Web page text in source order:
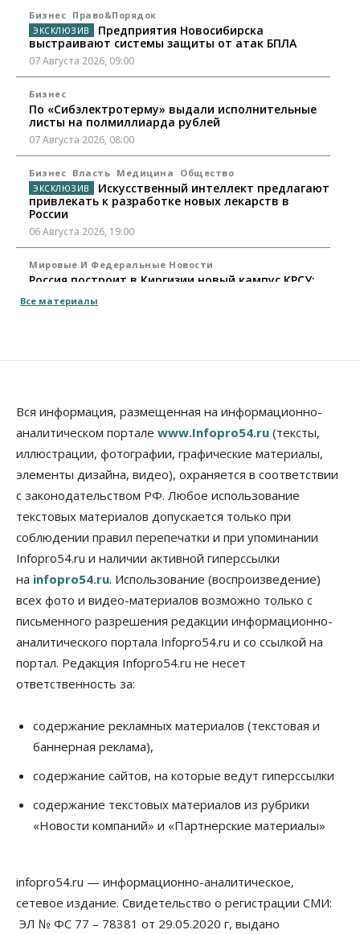
Бизнес Право&Порядок
Предприятия Новосибирска
выстраивают системы защиты от атак БПЛА
07 Августа 2026, 09:00
Бизнес
По «Сибэлектротерму» выдали исполнительные
листы на полмиллиарда рублей
07 Августа 2026, 08:00
Бизнес Власть Медицина Общество
Искусственный интеллект предлагают
привлекать к разработке новых лекарств в
России
06 Августа 2026, 19:00
Мировые И Федеральные Новости
Россия построит в Киргизии новый кампус КРСУ:
рублей
Бизнес Власть Недвижимость
Застройщики продавливают компромиссы по
площади участков для КРТ в Новосибирске
06 Августа 2026, 17:30
Бизнес Недвижимость Общество
Около Заельцовского бора Новосибирска
началось строительство термального комплекса
06 Августа 2026, 17:00
Общество
Подозреваемых в похищении человека
задержали в Новосибирске
06 Августа 2026, 16:15
Общество
Пенсионеры старше 80 лет в Новосибирской
Финансы
трлн рублей
Власть
06 Августа 2026, 15:00
Бизнес Власть Общество
Правительство России продлило разрешение на
Все материалы
Вся информация, размещенная на информационно-
аналитическом портале www.Infopro54.ru (тексты,
иллюстрации, фотографии, графические материалы,
элементы дизайна, видео), охраняется в соответствии
с законодательством РФ. Любое использование
текстовых материалов допускается только при
соблюдении правил перепечатки и при упоминании
Infopro54.ru и наличии активной гиперссылки
на infopro54.ru. Использование (воспроизведение)
всех фото и видео-материалов возможно только с
письменного разрешения редакции информационно-
аналитического портала Infopro54.ru и со ссылкой на
портал. Редакция Infopro54.ru не несет
ответственность за:
содержание рекламных материалов (текстовая и
баннерная реклама),
содержание сайтов, на которые ведут гиперссылки
содержание текстовых материалов из рубрики
«Новости компаний» и «Партнерские материалы»
infopro54.ru — информационно-аналитическое,
сетевое издание. Свидетельство о регистрации СМИ:
ЭЛ № ФС 77 – 78381 от 29.05.2020 г, выдано